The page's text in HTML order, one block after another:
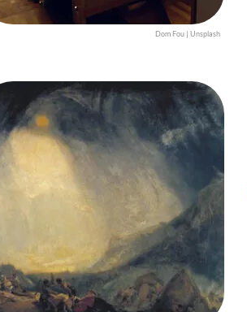
Dom Fou | Unsplash